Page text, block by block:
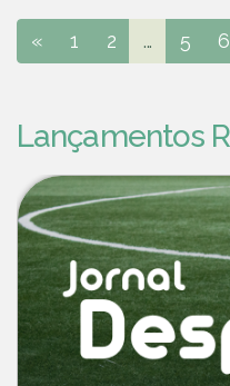
« 1 2 ... 5 6
Lançamentos